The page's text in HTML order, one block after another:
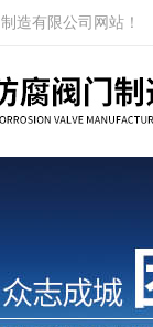
造有限公司网站！